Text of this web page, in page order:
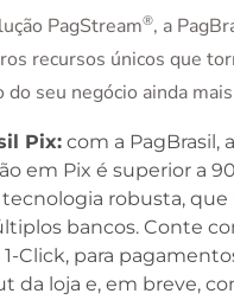
PagStream®, a
recursos únicos que
do seu negócio ainda
Pix: com a PagBrasil,
em Pix é superior a
robusta, que
bancos. Conte
Click, para
da loja e, em breve,